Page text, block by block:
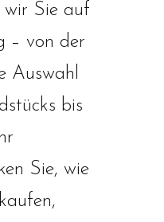
wir Sie auf
– von der
Auswahl
bis
Sie, wie